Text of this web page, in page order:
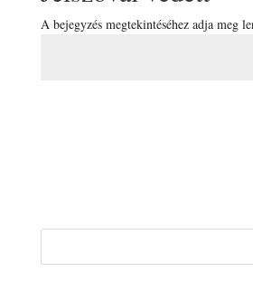
A bejegyzés megtekintéséhez adja meg